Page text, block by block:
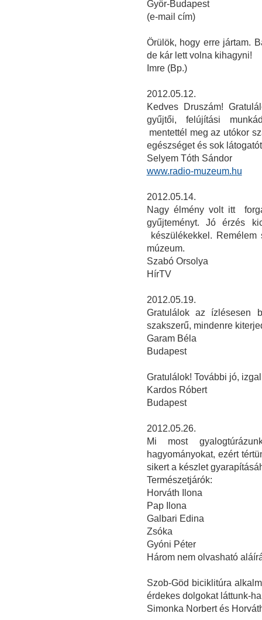
Györ-Budapest
(e-mail cím)
Örülök, hogy erre jártam.
de kár lett volna kihagyni!
Imre (Bp.)
2012.05.12.
Kedves Druszám!
gyűjtői, felújítási
mentettél meg az utókor
egészséget és sok
Selyem Tóth Sándor
www.radio-muzeum.hu
2012.05.14.
Nagy élmény volt itt
gyűjteményt. Jó érzés
készülékekkel.
múzeum.
Szabó Orsolya
HírTV
2012.05.19.
Gratulálok az ízlésesen
szakszerű, mindenre
Garam Béla
Budapest
Gratulálok! További jó,
Kardos Róbert
Budapest
2012.05.26.
Mi most
hagyományokat, ezért
sikert a készlet
Természetjárók:
Horváth Ilona
Pap Ilona
Galbari Edina
Zsóka
Gyóni Péter
Három nem olvasható
Szob-Göd biciklitúra
érdekes dolgokat láttunk-
Simonka Norbert és